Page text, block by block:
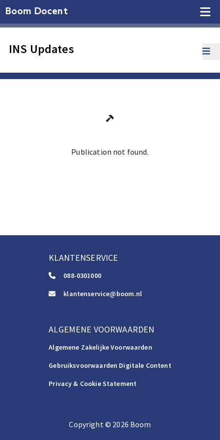
Boom Docent
INS Updates
Publication not found.
KLANTENSERVICE
088-0301000
klantenservice@boom.nl
ALGEMENE VOORWAARDEN
Algemene Zakelijke Voorwaarden
Gebruiksvoorwaarden Digitale Content
Privacy & Cookie Statement
Copyright©️ 2026 Boom